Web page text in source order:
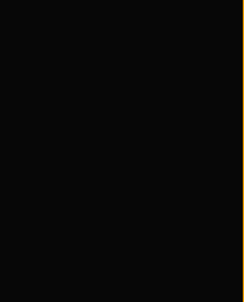
udtryk
der er skabt til